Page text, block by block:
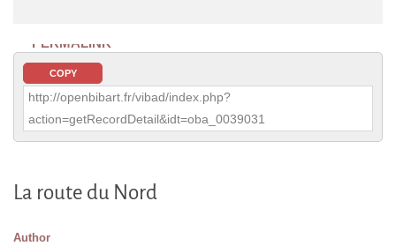
PERMALINK
COPY
http://openbibart.fr/vibad/index.php?
action=getRecordDetail&idt=oba_0039031
La route du Nord
Author